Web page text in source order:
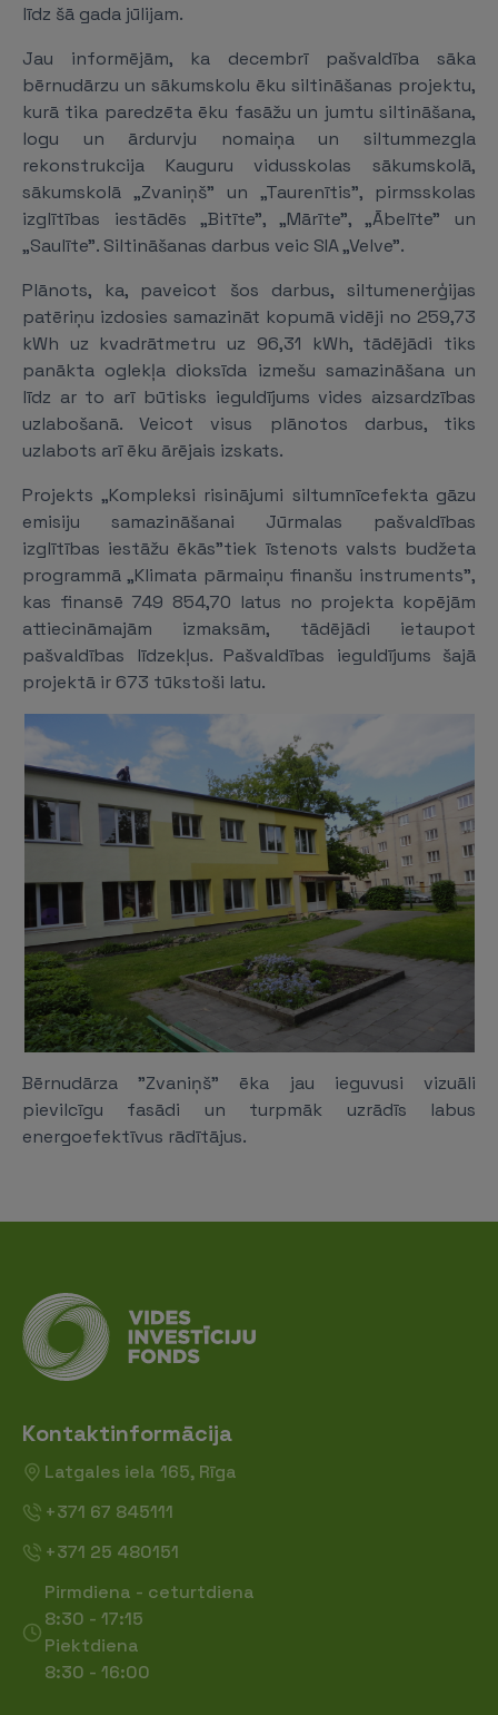
līdz šā gada jūlijam.
Jau informējām, ka decembrī pašvaldība sāka
bērnudārzu un sākumskolu ēku siltināšanas projektu,
kurā tika paredzēta ēku fasāžu un jumtu siltināšana,
logu un ārdurvju nomaiņa un siltummezgla
rekonstrukcija Kauguru vidusskolas sākumskolā,
sākumskolā „Zvaniņš” un „Taurenītis”, pirmsskolas
izglītības iestādēs „Bitīte”, „Mārīte”, „Ābelīte” un
„Saulīte”. Siltināšanas darbus veic SIA „Velve”.
Plānots, ka, paveicot šos darbus, siltumenerģijas
patēriņu izdosies samazināt kopumā vidēji no 259,73
kWh uz kvadrātmetru uz 96,31 kWh, tādējādi tiks
panākta oglekļa dioksīda izmešu samazināšana un
līdz ar to arī būtisks ieguldījums vides aizsardzības
uzlabošanā. Veicot visus plānotos darbus, tiks
uzlabots arī ēku ārējais izskats.
Projekts „Kompleksi risinājumi siltumnīcefekta gāzu
emisiju samazināšanai Jūrmalas pašvaldības
izglītības iestāžu ēkās”tiek īstenots valsts budžeta
programmā „Klimata pārmaiņu finanšu instruments”,
kas finansē 749 854,70 latus no projekta kopējām
attiecināmajām izmaksām, tādējādi ietaupot
pašvaldības līdzekļus. Pašvaldības ieguldījums šajā
projektā ir 673 tūkstoši latu.
Bērnudārza "Zvaniņš" ēka jau ieguvusi vizuāli
pievilcīgu fasādi un turpmāk uzrādīs labus
energoefektīvus rādītājus.
Kontaktinformācija
Latgales iela 165, Rīga
+371 67 845111
+371 25 480151
Pirmdiena - ceturtdiena
8:30 - 17:15
Piektdiena
8:30 - 16:00